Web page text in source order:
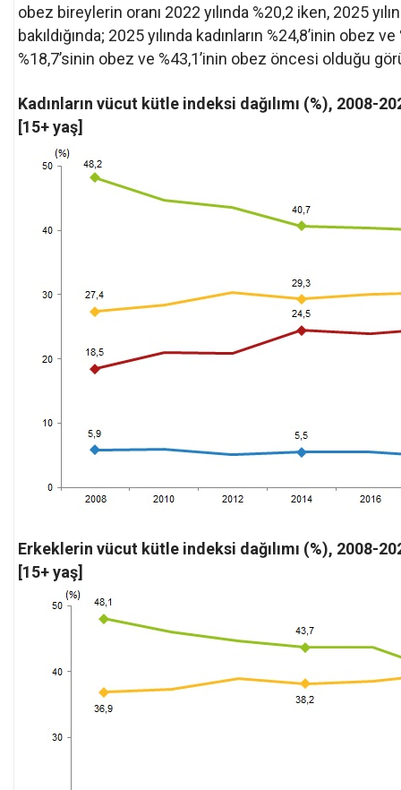
obez bireylerin oranı 2022 yılında %20,2 iken, 2025
bakıldığında; 2025 yılında kadınların %24,8’inin
%18,7’sinin obez ve %43,1’inin obez öncesi olduğu
Kadınların vücut kütle indeksi dağılımı (%), 2008-
[15+ yaş]
Erkeklerin vücut kütle indeksi dağılımı (%), 2008-
[15+ yaş]